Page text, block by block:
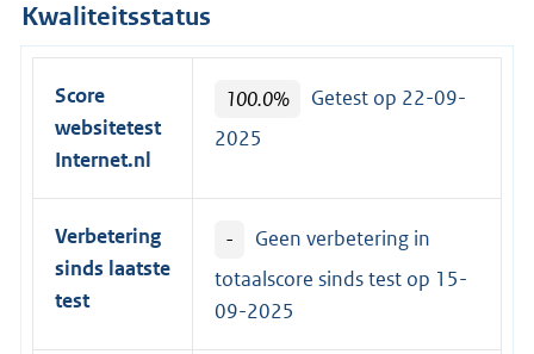
Kwaliteitsstatus
Score
websitetest
Internet.nl
100.0%
Getest op 22-09-
2025
Verbetering
sinds laatste
test
-
Geen verbetering in
totaalscore sinds test op 15-
09-2025